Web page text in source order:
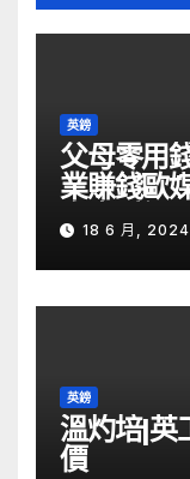
英鎊
父母零用
業賺錢歐
自由財經
18 6 月, 2024
英鎊
溫灼培|英
價